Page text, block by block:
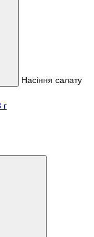
Насіння салату